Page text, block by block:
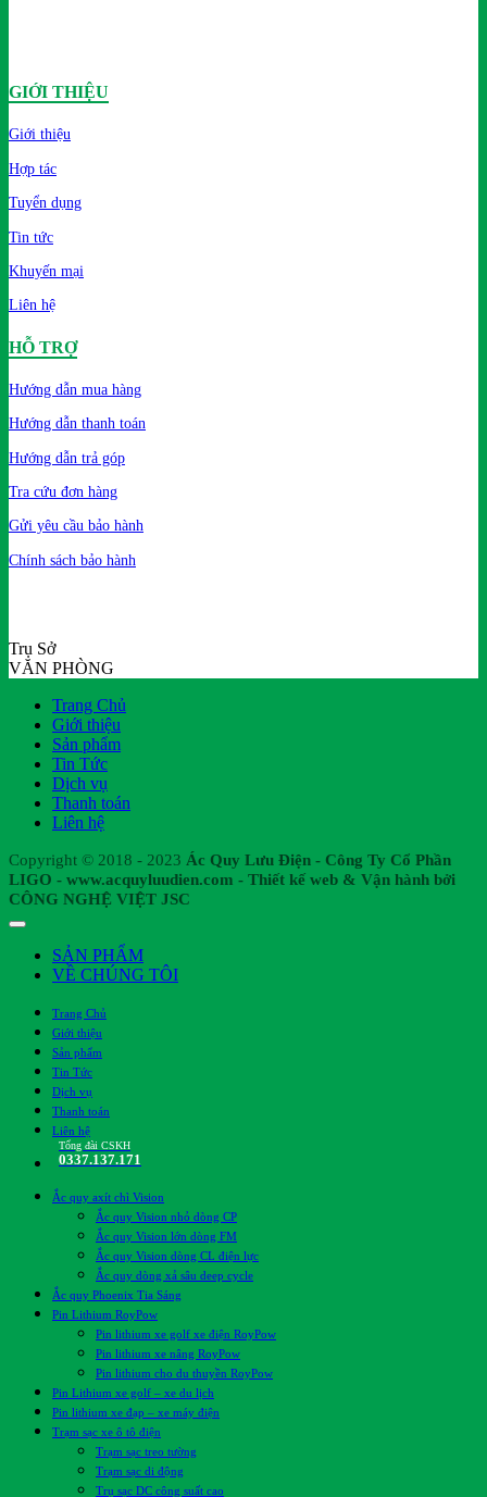
GIỚI THIỆU
Giới thiệu
Hợp tác
Tuyển dụng
Tin tức
Khuyến mại
Liên hệ
HỖ TRỢ
Hướng dẫn mua hàng
Hướng dẫn thanh toán
Hướng dẫn trả góp
Tra cứu đơn hàng
Gửi yêu cầu bảo hành
Chính sách bảo hành
Trụ Sở
VĂN PHÒNG
Trang Chủ
Giới thiệu
Sản phẩm
Tin Tức
Dịch vụ
Thanh toán
Liên hệ
Copyright © 2018 - 2023 Ác Quy Lưu Điện - Công Ty Cổ Phần
LIGO - www.acquyluudien.com - Thiết kế web & Vận hành bởi
CÔNG NGHỆ VIỆT JSC
SẢN PHẨM
VỀ CHÚNG TÔI
Trang Chủ
Giới thiệu
Sản phẩm
Tin Tức
Dịch vụ
Thanh toán
Liên hệ
Tổng đài CSKH
0337.137.171
Ắc quy axít chì Vision
Ắc quy Vision nhỏ dòng CP
Ắc quy Vision lớn dòng FM
Ắc quy Vision dòng CL điện lực
Ắc quy dòng xả sâu deep cycle
Ắc quy Phoenix Tia Sáng
Pin Lithium RoyPow
Pin lithium xe golf xe điện RoyPow
Pin lithium xe nâng RoyPow
Pin lithium cho du thuyền RoyPow
Pin Lithium xe golf – xe du lịch
Pin lithium xe đạp – xe máy điện
Trạm sạc xe ô tô điện
Trạm sạc treo tường
Trạm sạc di động
Trụ sạc DC công suất cao